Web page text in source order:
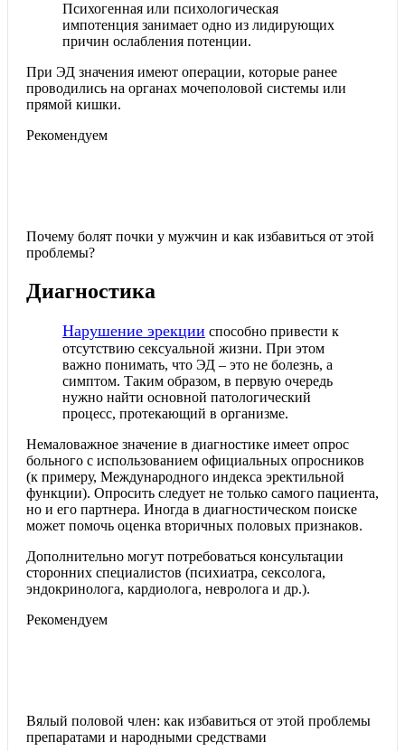
Психогенная или психологическая
импотенция занимает одно из лидирующих
причин ослабления потенции.
При ЭД значения имеют операции, которые ранее
проводились на органах мочеполовой системы или
прямой кишки.
Рекомендуем
Почему болят почки у мужчин и как избавиться от этой
проблемы?
Диагностика
Нарушение эрекции способно привести к
отсутствию сексуальной жизни. При этом
важно понимать, что ЭД – это не болезнь, а
симптом. Таким образом, в первую очередь
нужно найти основной патологический
процесс, протекающий в организме.
Немаловажное значение в диагностике имеет опрос
больного с использованием официальных опросников
(к примеру, Международного индекса эректильной
функции). Опросить следует не только самого пациента,
но и его партнера. Иногда в диагностическом поиске
может помочь оценка вторичных половых признаков.
Дополнительно могут потребоваться консультации
сторонних специалистов (психиатра, сексолога,
эндокринолога, кардиолога, невролога и др.).
Рекомендуем
Вялый половой член: как избавиться от этой проблемы
препаратами и народными средствами